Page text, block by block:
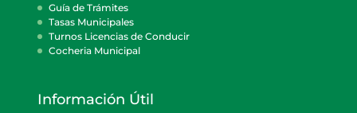
Guía de Trámites
Tasas Municipales
Turnos Licencias de Conducir
Cocheria Municipal
Información Útil